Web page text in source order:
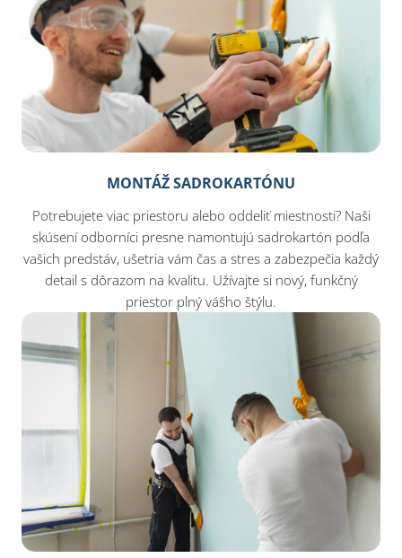
MONTÁŽ SADROKARTÓNU
Potrebujete viac priestoru alebo oddeliť miestnosti? Naši
skúsení odborníci presne namontujú sadrokartón podľa
vašich predstáv, ušetria vám čas a stres a zabezpečia každý
detail s dôrazom na kvalitu. Užívajte si nový, funkčný
priestor plný vášho štýlu.